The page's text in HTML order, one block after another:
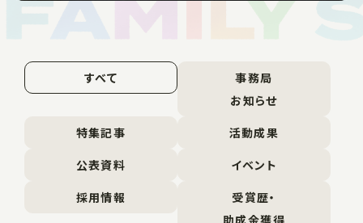
すべて
事務局
お知らせ
特集記事
活動成果
公表資料
イベント
採用情報
受賞歴・
助成金獲得